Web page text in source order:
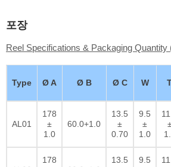
포장
Reel Specifications & Packaging Quantity
Type Ø A Ø B Ø C W
AL01
178
±
1.0
60.0+1.0
13.5
±
0.70
9.5
±
1.0
178
13.5
9.5